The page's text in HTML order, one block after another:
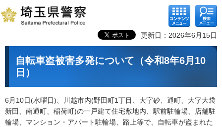
コンテ
ンツメ
ニュー
検索メ
ニュー
更新日：2026年6月15日
自転車盗被害多発について（令和8年6月10
日）
6月10日(水曜日)、川越市内(野田町1丁目、大字砂、通町、大字大袋
新田、南通町、稲荷町)の一戸建て住宅敷地内、駅前駐輪場、店舗駐
輪場、マンション・アパート駐輪場、路上等で、自転車が盗まれた